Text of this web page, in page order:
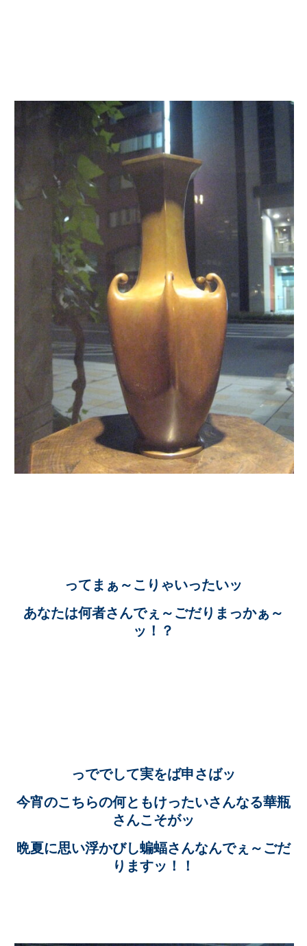
ってまぁ～こりゃいったいッ
あなたは何者さんでぇ～ごだりまっかぁ～
ッ！？
っででして実をば申さばッ
今宵のこちらの何ともけったいさんなる華瓶
さんこそがッ
晩夏に思い浮かびし蝙蝠さんなんでぇ～ごだ
りますッ！！